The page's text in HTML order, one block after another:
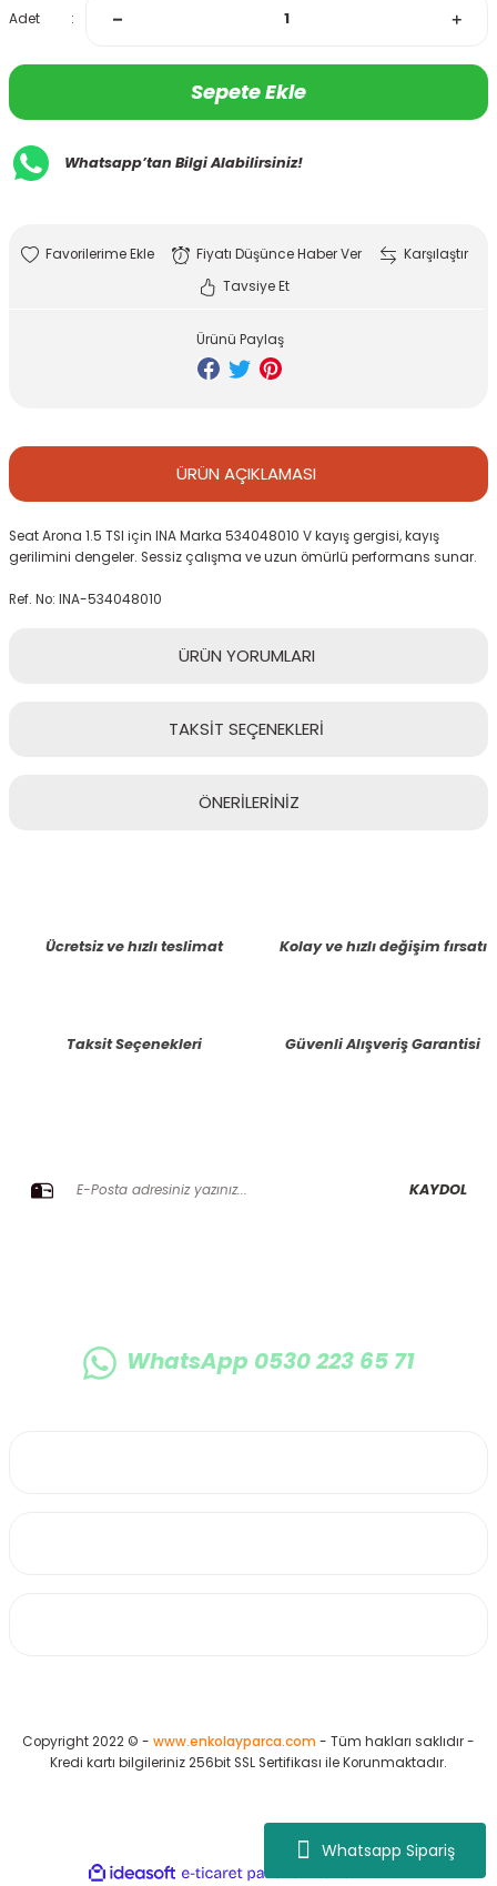
Whatsapp Sipariş
Adet
Sepete Ekle
Whatsapp’tan Bilgi Alabilirsiniz!
Fiyatı Düşünce Haber Ver
Karşılaştır
Tavsiye Et
Ürünü Paylaş
ÜRÜN AÇIKLAMASI
Seat Arona 1.5 TSI için INA Marka 534048010 V kayış gergisi, kayış
gerilimini dengeler. Sessiz çalışma ve uzun ömürlü performans sunar.
Ref. No: INA-534048010
ÜRÜN YORUMLARI
TAKSİT SEÇENEKLERİ
ÖNERİLERİNİZ
Ürün bilgilerinde hatalar bulunuyor.
Ücretsiz ve hızlı teslimat Kolay ve hızlı değişim fırsatı
Taksit Seçenekleri Güvenli Alışveriş Garantisi
KAYDOL
WhatsApp 0530 223 65 71
Copyright 2022 © - www.enkolayparca.com - Tüm hakları saklıdır -
Kredi kartı bilgileriniz 256bit SSL Sertifikası ile Korunmaktadır.
ideasoft